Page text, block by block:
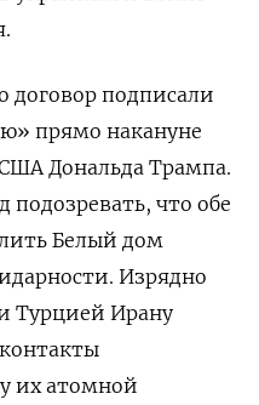
договор подписали
прямо накануне
Дональда Трампа.
что обе
Белый дом
Изрядно
Турцией Ирану
их атомной